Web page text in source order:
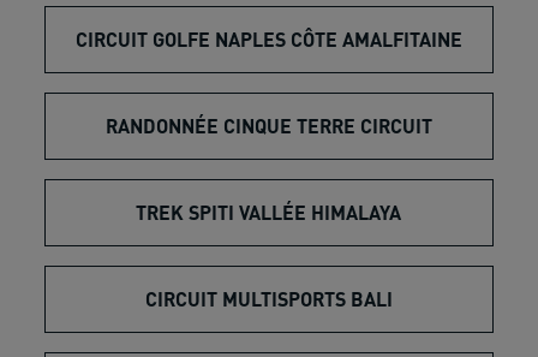
CIRCUIT GOLFE NAPLES CÔTE AMALFITAINE
RANDONNÉE CINQUE TERRE CIRCUIT
TREK SPITI VALLÉE HIMALAYA
CIRCUIT MULTISPORTS BALI